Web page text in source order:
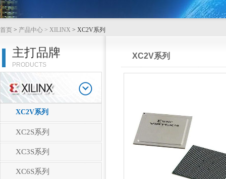
首页 > 产品中心 > XILINX > XC2V系列
主打品牌
PRODUCTS
XC2V系列
XC2S系列
XC3S系列
XC6S系列
XC2V系列